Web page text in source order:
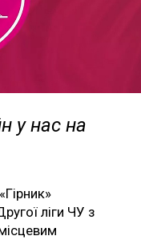
у нас на
ліги ЧУ з